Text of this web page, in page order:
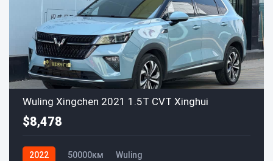
Wuling Xingchen 2021 1.5T CVT Xinghui
$8,478
2022 50000км Wuling